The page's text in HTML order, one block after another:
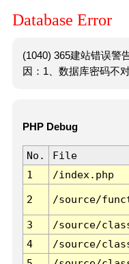
Database Error
(1040) 365建站错误警
因：1、数据库密码不
PHP Debug
No. File
1
/index.php
2 /source/
3 /source/
4
/source/